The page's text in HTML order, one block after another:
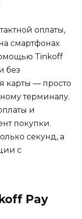
оплаты,
смартфонах
Tinkoff
без
карты — просто
терминалу.
и
покупки.
секунд, а
с
Pay